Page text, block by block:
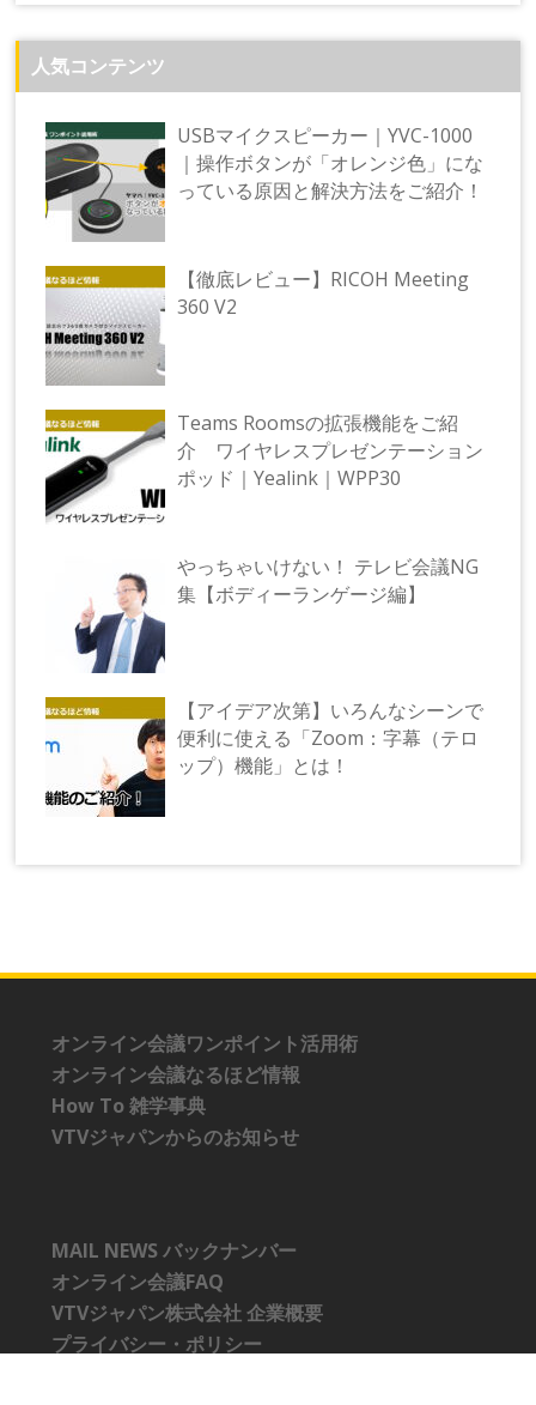
人気コンテンツ
USBマイクスピーカー｜YVC-1000
｜操作ボタンが「オレンジ色」にな
っている原因と解決方法をご紹介！
【徹底レビュー】RICOH Meeting
360 V2
Teams Roomsの拡張機能をご紹
介 ワイヤレスプレゼンテーション
ポッド｜Yealink｜WPP30
やっちゃいけない！ テレビ会議NG
集【ボディーランゲージ編】
【アイデア次第】いろんなシーンで
便利に使える「Zoom：字幕（テロ
ップ）機能」とは！
オンライン会議ワンポイント活用術
オンライン会議なるほど情報
How To 雑学事典
VTVジャパンからのお知らせ
MAIL NEWS バックナンバー
オンライン会議FAQ
VTVジャパン株式会社 企業概要
プライバシー・ポリシー